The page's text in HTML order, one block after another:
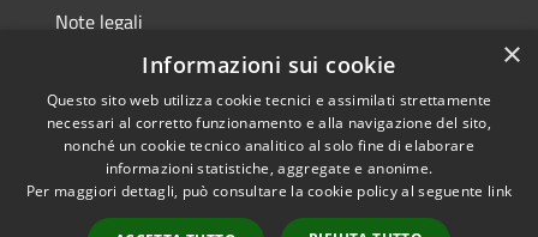
Note legali
Dichiarazione di accessibilità
RSS
Accessibilità
Copyright © 2026 • Comune di
×
Informazioni sui cookie
Questo sito web utilizza cookie tecnici e assimilati strettamente
necessari al corretto funzionamento e alla navigazione del sito,
nonché un cookie tecnico analitico al solo fine di elaborare
informazioni statistiche, aggregate e anonime.
Per maggiori dettagli, può consultare la cookie policy al seguente link